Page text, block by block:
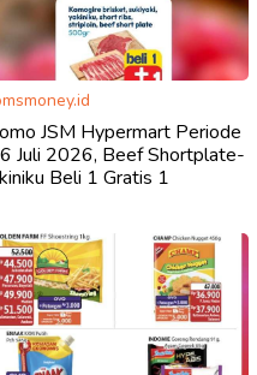
JSM Hypermart Periode
Juli 2026, Beef Shortplate-
Beli 1 Gratis 1